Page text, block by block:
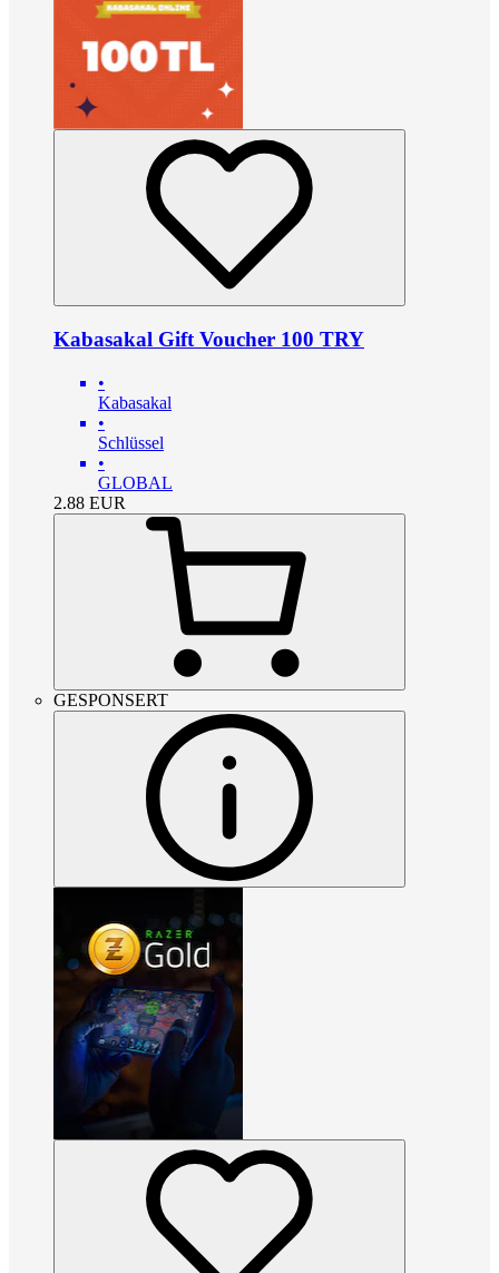
Kabasakal Gift Voucher 100 TRY
•
Kabasakal
•
Schlüssel
•
GLOBAL
2.88 EUR
GESPONSERT